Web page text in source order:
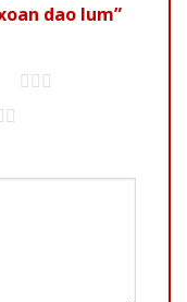
dao lum”